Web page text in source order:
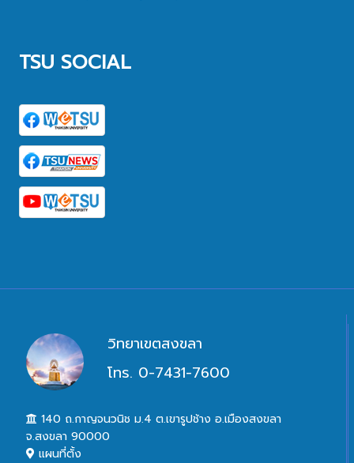
TSU SOCIAL
วิทยาเขตสงขลา
โทร. 0-7431-7600
140 ถ.กาญจนวนิช ม.4 ต.เขารูปช้าง อ.เมืองสงขลา
จ.สงขลา 90000
แผนที่ตั้ง